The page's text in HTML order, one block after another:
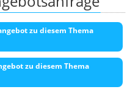
zu diesem Thema
zu diesem Thema